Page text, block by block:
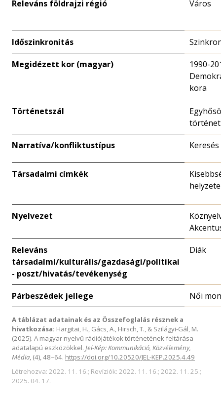
Releváns földrajzi régió Város
Időszinkronitás
Megidézett kor (magyar)
1990-
kora
Történetszál
történet
Narratíva/konfliktustípus Keresés
Társadalmi címkék
helyzete
Nyelvezet
Releváns
társadalmi/kulturális/gazdasági/politikai
- poszt/hivatás/tevékenység
Diák
Párbeszédek jellege Női
A táblázat adatainak és az Összefoglalás résznek a
hivatkozása: Hargitai, H., Gács, A., Hirsch, T., & Szilágyi-Gál, M.
(2025). A magyar nyelvű rádiójátékok történetének feltárása
adatalapú eszközökkel. Jel-Kép: Kommunikáció, Közvélemény,
Média, (4), 48–64. https://doi.org/10.20520/JEL-KEP.2025.4.49
Létrehozva: 2022. 11. 16.; Revíziók: 2022. 11. 16.; 2022. 11. 25.;
2025. 04. 17.